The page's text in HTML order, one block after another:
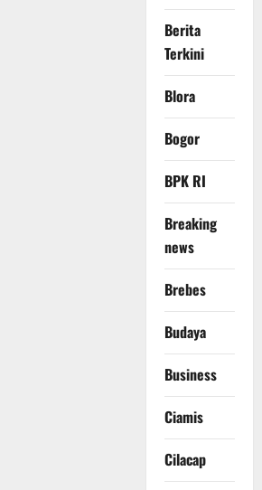
Berita
Terkini
Blora
Bogor
BPK RI
Breaking
news
Brebes
Budaya
Business
Ciamis
Cilacap